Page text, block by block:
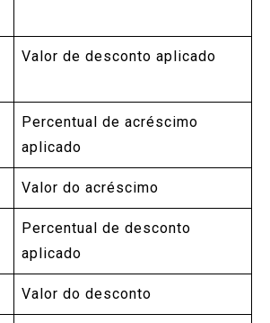
Valor de desconto aplicado
Percentual de acréscimo
aplicado
Valor do acréscimo
Percentual de desconto
aplicado
Valor do desconto